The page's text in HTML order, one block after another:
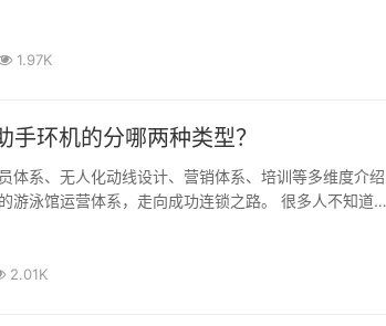
1.97K
环机的分哪两种类型？
体系、无人化动线设计、营销体系、培训等多维度介绍
游泳馆运营体系，走向成功连锁之路。 很多人不知道的
2.01K